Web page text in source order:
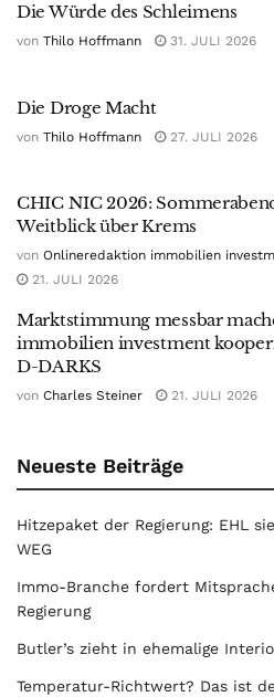
Die Würde des Schleimens
von Thilo Hoffmann 31. JULI 2026
Die Droge Macht
von Thilo Hoffmann 27. JULI 2026
CHIC NIC 2026:
Weitblick über Krems
von Onlineredaktion immobilien
21. JULI 2026
Marktstimmung messbar
immobilien investment
D-DARKS
von Charles Steiner 21. JULI 2026
Neueste Beiträge
Hitzepaket der Regierung: EHL
WEG
Immo-Branche fordert
Regierung
Butler’s zieht in ehemalige
Temperatur-Richtwert? Das ist